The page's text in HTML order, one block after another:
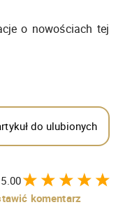
o nowościach tej
do ulubionych
5.00
komentarz